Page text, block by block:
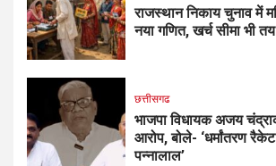
राजस्थान निकाय चुनाव में
नया गणित, खर्च सीमा भी तय
छत्तीसगढ
भाजपा विधायक अजय
आरोप, बोले- ‘धर्मांतरण
पन्नालाल’